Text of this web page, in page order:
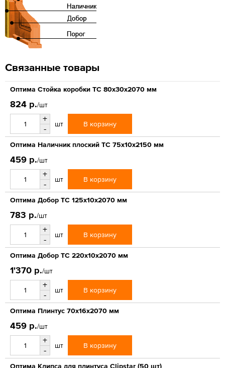
Связанные товары
Оптима Стойка коробки ТС 80х30х2070 мм
824 р./шт
+
-
шт В корзину
Оптима Наличник плоский ТС 75х10х2150 мм
459 р./шт
+
-
шт В корзину
Оптима Добор ТС 125х10х2070 мм
783 р./шт
+
-
шт В корзину
Оптима Добор ТС 220х10х2070 мм
1'370 р./шт
+
-
шт В корзину
Оптима Плинтус 70х16х2070 мм
459 р./шт
+
-
шт В корзину
Оптима Клипса для плинтуса Clipstar (50 шт)